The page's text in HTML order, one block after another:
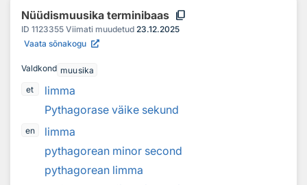
Nüüdismuusika terminibaas content_copy
ID 1123355 Viimati muudetud 23.12.2025
Vaata sõnakogu
Valdkond muusika
et
limma
Pythagorase väike sekund
en
limma
pythagorean minor second
pythagorean limma